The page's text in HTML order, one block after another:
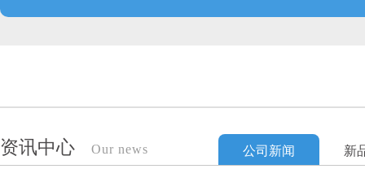
资讯中心 Our news 公司新闻 新